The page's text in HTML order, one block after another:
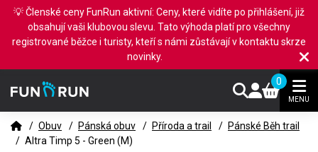
0
MENU
/ Obuv / Pánská obuv / Příroda a trail / Pánské Běh trail
/ Altra Timp 5 - Green (M)
💡 Členské ceny FunRun aktivní: Ceny, které vidíte po přihlášení, již
obsahují vaši klubovou slevu. Tato výhoda platí pro všechny
registrované běžce i turisty, kteří s námi zůstávají v kontaktu skrze
novinky.